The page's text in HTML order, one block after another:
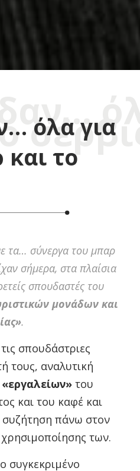
όλα για
το
τα… σύνεργα του μπαρ
σήμερα, στα πλαίσια
σπουδαστές του
μονάδων και
.
σπουδάστριες
τους, αναλυτική
«εργαλείων» του
και του καφέ και
συζήτηση πάνω στον
χρησιμοποίησης των.
συγκεκριμένο